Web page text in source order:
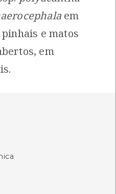
Pleurodeles waltl
em
e matos
em